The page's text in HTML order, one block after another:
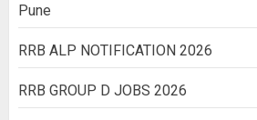
Pune
RRB ALP NOTIFICATION 2026
RRB GROUP D JOBS 2026